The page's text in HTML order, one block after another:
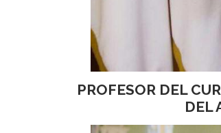
PROFESOR DEL
DEL